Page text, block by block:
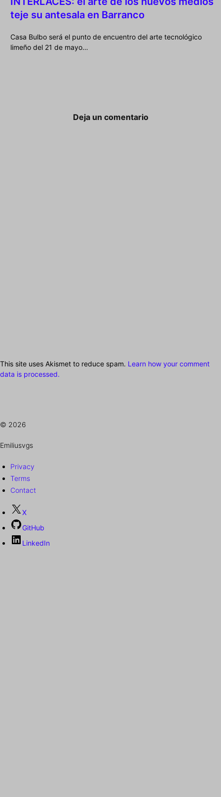
teje su antesala en Barranco
Casa Bulbo será el punto de encuentro del arte tecnológico
limeño del 21 de mayo…
Deja un comentario
This site uses Akismet to reduce spam. Learn how your comment
data is processed.
© 2026
Emiliusvgs
Privacy
Terms
Contact
X
GitHub
LinkedIn